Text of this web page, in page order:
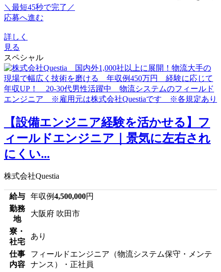
＼最短45秒で完了／
応募へ進む
詳しく
見る
スペシャル
【設備エンジニア経験を活かせる】フ
ィールドエンジニア｜景気に左右され
にくい...
株式会社Questia
給与 年収例4,500,000円
勤務
地
大阪府 吹田市
寮・
社宅
あり
仕事
内容
フィールドエンジニア（物流システム保守・メンテ
ナンス）・正社員